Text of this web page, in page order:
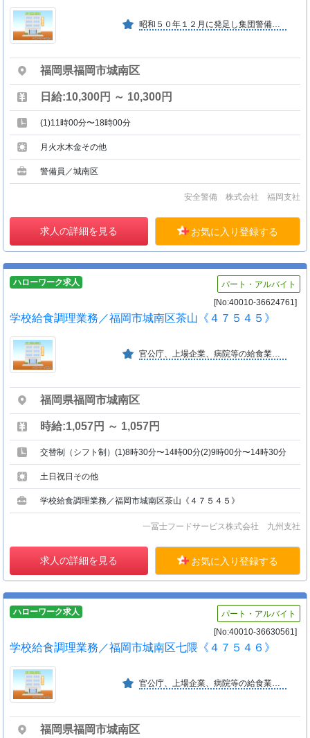
昭和５０年１２月に発足し集団警備のパイオニアとして警備業界はもとより官公庁から高く評価され信頼も受けている企業です。
福岡県福岡市城南区
日給:10,300円 ～ 10,300円
(1)11時00分〜18時00分
月火水木金その他
警備員／城南区
安全警備 株式会社 福岡支社
求人の詳細を見る お気に入り登録する
ハローワーク求人
パート・アルバイト
[No:40010-36624761]
学校給食調理業務／福岡市城南区茶山《４７５４５》
官公庁、上場企業、病院等の給食業務を全国で約１０００ヶ所運営している業界大手の企業です。
福岡県福岡市城南区
時給:1,057円 ～ 1,057円
交替制（シフト制）(1)8時30分〜14時00分(2)9時00分〜14時30分
土日祝日その他
学校給食調理業務／福岡市城南区茶山《４７５４５》
一冨士フードサービス株式会社 九州支社
求人の詳細を見る お気に入り登録する
ハローワーク求人
パート・アルバイト
[No:40010-36630561]
学校給食調理業務／福岡市城南区七隈《４７５４６》
官公庁、上場企業、病院等の給食業務を全国で約１０００ヶ所運営している業界大手の企業です。
福岡県福岡市城南区